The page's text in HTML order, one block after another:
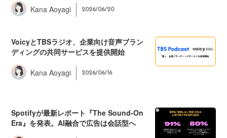
Kana Aoyagi 2026/06/20
VoicyとTBSラジオ、企業向け音声ブラン
ディングの共同サービスを提供開始
Kana Aoyagi 2026/06/16
Spotifyが最新レポート『The Sound-On
Era』を発表。AI融合で広告は会話型へ